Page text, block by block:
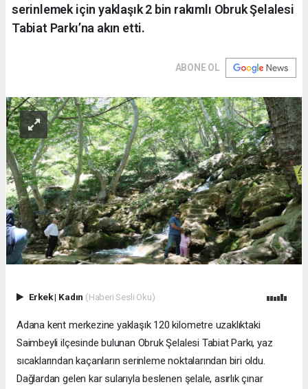
serinlemek için yaklaşık 2 bin rakımlı Obruk Şelalesi
Tabiat Parkı’na akın etti.
ABONE OL
Erkek| Kadın (Haberi Sesli Oku)
Adana kent merkezine yaklaşık 120 kilometre uzaklıktaki
Saimbeyli ilçesinde bulunan Obruk Şelalesi Tabiat Parkı, yaz
sıcaklarından kaçanların serinleme noktalarından biri oldu.
Dağlardan gelen kar sularıyla beslenen şelale, asırlık çınar